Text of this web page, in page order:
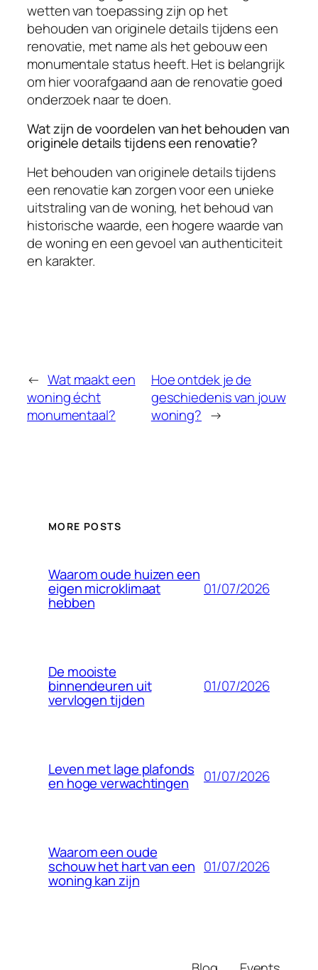
wetten van toepassing zijn op het
behouden van originele details tijdens een
renovatie, met name als het gebouw een
monumentale status heeft. Het is belangrijk
om hier voorafgaand aan de renovatie goed
onderzoek naar te doen.
Wat zijn de voordelen van het behouden van
originele details tijdens een renovatie?
Het behouden van originele details tijdens
een renovatie kan zorgen voor een unieke
uitstraling van de woning, het behoud van
historische waarde, een hogere waarde van
de woning en een gevoel van authenticiteit
en karakter.
← Wat maakt een
woning écht
monumentaal?
Hoe ontdek je de
geschiedenis van jouw
woning? →
MORE POSTS
Waarom oude huizen een
eigen microklimaat
hebben
01/07/2026
De mooiste
binnendeuren uit
vervlogen tijden
01/07/2026
Leven met lage plafonds
en hoge verwachtingen 01/07/2026
Waarom een oude
schouw het hart van een
woning kan zijn
01/07/2026